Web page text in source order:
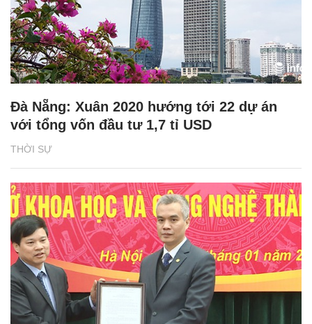
THỜI SỰ
Đà Nẵng: Xuân 2020 hướng tới 22 dự án
với tổng vốn đầu tư 1,7 tỉ USD